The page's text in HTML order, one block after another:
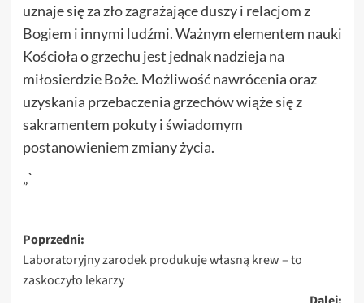
uznaje się za zło zagrażające duszy i relacjom z
Bogiem i innymi ludźmi. Ważnym elementem nauki
Kościoła o grzechu jest jednak nadzieja na
miłosierdzie Boże. Możliwość nawrócenia oraz
uzyskania przebaczenia grzechów wiąże się z
sakramentem pokuty i świadomym
postanowieniem zmiany życia.
„`
Zobacz
wpisy
Poprzedni:
Laboratoryjny zarodek produkuje własną krew – to
zaskoczyło lekarzy